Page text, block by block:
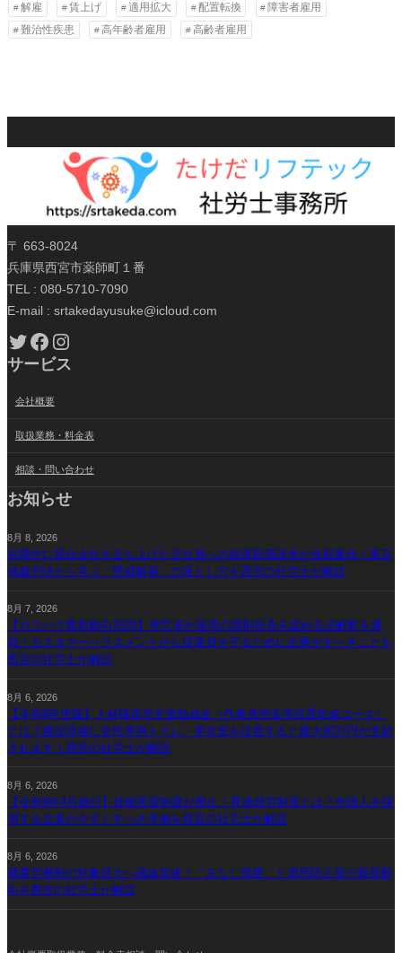
解雇
賃上げ 適用拡大 配置転換
障害者雇用
難治性疾患
高年齢者雇用 高齢者雇用
〒 663-8024
兵庫県西宮市薬師町１番
TEL : 080-5710-7090
E-mail : srtakedayusuke@icloud.com
Twitter Facebook Instagram
サービス
会社概要
取扱業務・料金表
相談・問い合わせ
お知らせ
8月 8, 2026
在職中に競合会社を立ち上げた元社員への損害賠償請求が全額棄却！東京
地裁判決から学ぶ「懲戒解雇」の落とし穴を西宮の社労士が解説
8月 7, 2026
【カスハラ最新動向2026】厚労省が薬局の調剤拒否を認める法解釈を通
知！カスタマーハラスメントから従業員を守るために企業がすべきことを
西宮の社労士が解説
8月 6, 2026
【令和8年度版】人材確保等支援助成金（作業員宿舎等設置助成コース）
とは？建設現場に女性専用トイレ・更衣室を設置すると最大90万円が支給
されます｜西宮の社労士が解説
8月 6, 2026
【令和9年4月施行】技能実習制度が廃止！育成就労制度とは？外国人を採
用する企業が今すぐすべき準備を西宮の社労士が解説
8月 6, 2026
裁量労働制の対象拡大へ議論加速！「みなし残業」と濫用防止策の最新動
向を西宮の社労士が解説